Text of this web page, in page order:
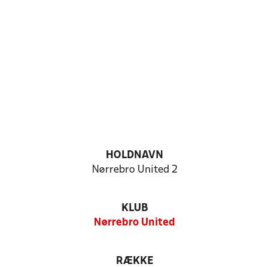
HOLDNAVN
Nørrebro United 2
KLUB
Nørrebro United
RÆKKE